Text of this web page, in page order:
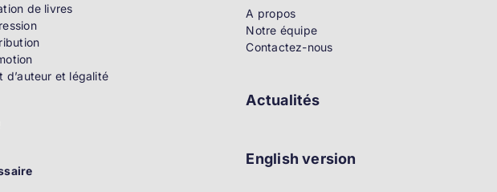
de livres
d’auteur et légalité
A propos
Notre équipe
Contactez-nous
Actualités
English version